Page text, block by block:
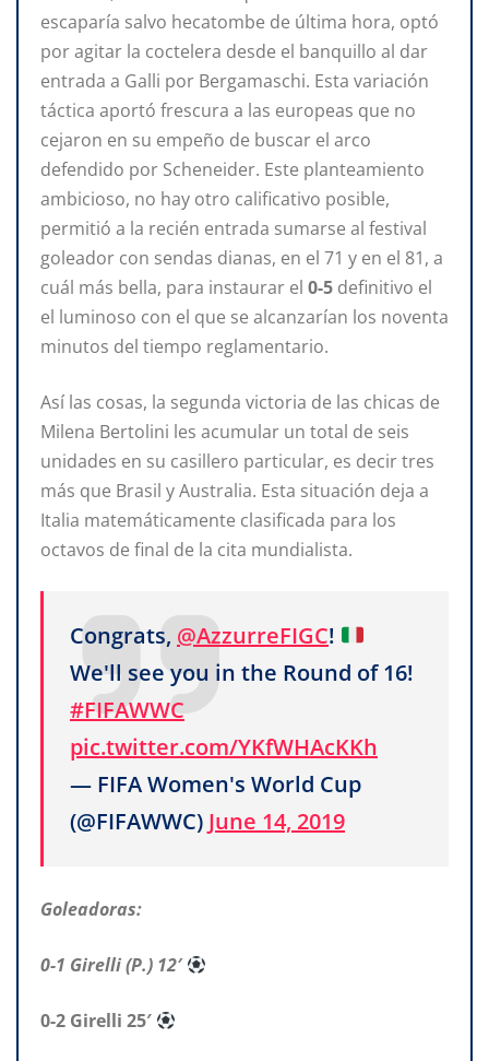
escaparía salvo hecatombe de última hora, optó
por agitar la coctelera desde el banquillo al dar
entrada a Galli por Bergamaschi. Esta variación
táctica aportó frescura a las europeas que no
cejaron en su empeño de buscar el arco
defendido por Scheneider. Este planteamiento
ambicioso, no hay otro calificativo posible,
permitió a la recién entrada sumarse al festival
goleador con sendas dianas, en el 71 y en el 81, a
cuál más bella, para instaurar el 0-5 definitivo el
el luminoso con el que se alcanzarían los noventa
minutos del tiempo reglamentario.
Así las cosas, la segunda victoria de las chicas de
Milena Bertolini les acumular un total de seis
unidades en su casillero particular, es decir tres
más que Brasil y Australia. Esta situación deja a
Italia matemáticamente clasificada para los
octavos de final de la cita mundialista.
Congrats, @AzzurreFIGC!
We'll see you in the Round of 16!
#FIFAWWC
pic.twitter.com/YKfWHAcKKh
— FIFA Women's World Cup
(@FIFAWWC) June 14, 2019
Goleadoras:
0-1 Girelli (P.) 12′
0-2 Girelli 25′